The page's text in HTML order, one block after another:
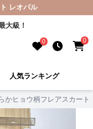
レオパル
大級！
0 0
人気ランキング
かヒョウ柄フレアスカート